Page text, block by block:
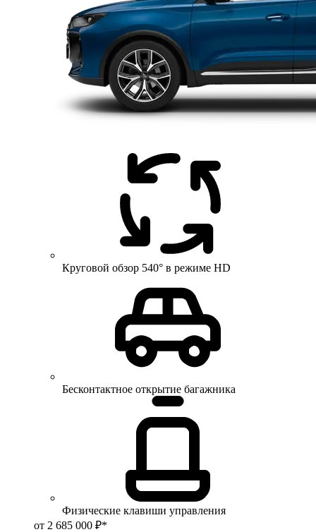
Круговой обзор 540° в режиме HD
Бесконтактное открытие багажника
Физические клавиши управления
от 2 685 000 ₽*